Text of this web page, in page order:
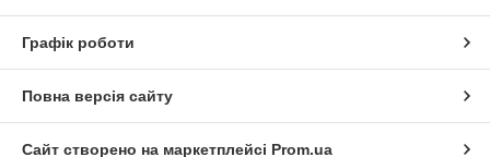
Графік роботи
Повна версія сайту
Сайт створено на маркетплейсі Prom.ua